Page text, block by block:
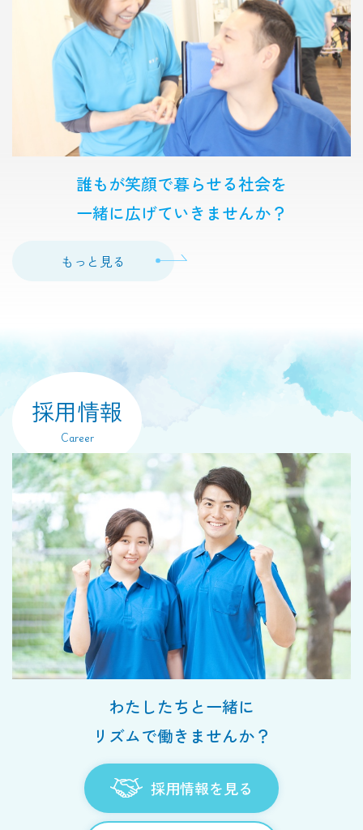
誰もが笑顔で暮らせる社会を
一緒に広げていきませんか？
もっと見る
採用情報
Career
わたしたちと一緒に
リズムで働きませんか？
採用情報を見る